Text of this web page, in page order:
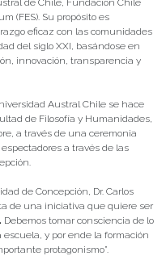
(FES). Su propósito es
eficaz con las comunidades
del siglo XXI, basándose en
innovación, transparencia y
Austral Chile se hace
de Filosofía y Humanidades,
a través de una ceremonia
a través de las
de Concepción, Dr. Carlos
de una iniciativa que quiere ser
Debemos tomar consciencia de lo
y por ende la formación
protagonismo”.